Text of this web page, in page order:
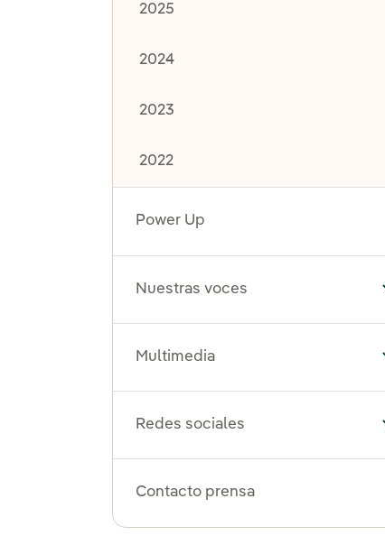
2025
2024
2023
2022
Power Up
Nuestras voces
Multimedia
Redes sociales
Contacto prensa